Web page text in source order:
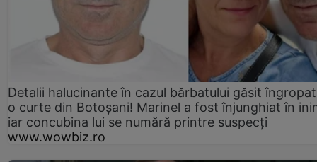
Detalii halucinante în cazul bărbatului găsit
o curte din Botoșani! Marinel a fost înjunghiat în
iar concubina lui se numără printre suspecți
www.wowbiz.ro